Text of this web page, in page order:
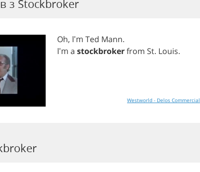
з Stockbroker
Oh, I'm Ted Mann.
I'm a stockbrokerfrom St. Louis.
Westworld - Delos Commercial